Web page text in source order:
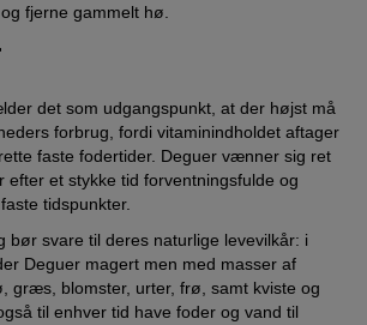
fjerne gammelt hø.
det som udgangspunkt, at der højst må
forbrug, fordi vitaminindholdet aftager
faste fodertider. Deguer vænner sig ret
efter et stykke tid forventningsfulde og
tidspunkter.
bør svare til deres naturlige levevilkår: i
Deguer magert men med masser af
græs, blomster, urter, frø, samt kviste og
til enhver tid have foder og vand til